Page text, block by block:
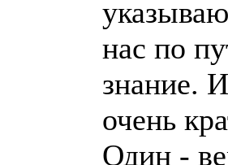
нас по
знание.
очень
Один -